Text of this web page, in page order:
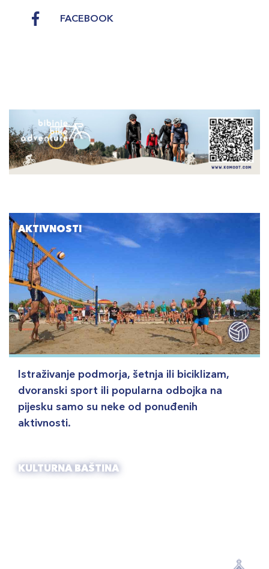
FACEBOOK
AKTIVNOSTI
Istraživanje podmorja, šetnja ili biciklizam,
dvoranski sport ili popularna odbojka na
pijesku samo su neke od ponuđenih
aktivnosti.
KULTURNA BAŠTINA